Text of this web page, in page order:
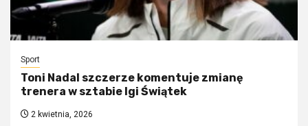
Sport
Toni Nadal szczerze komentuje zmianę
trenera w sztabie Igi Świątek
2 kwietnia, 2026